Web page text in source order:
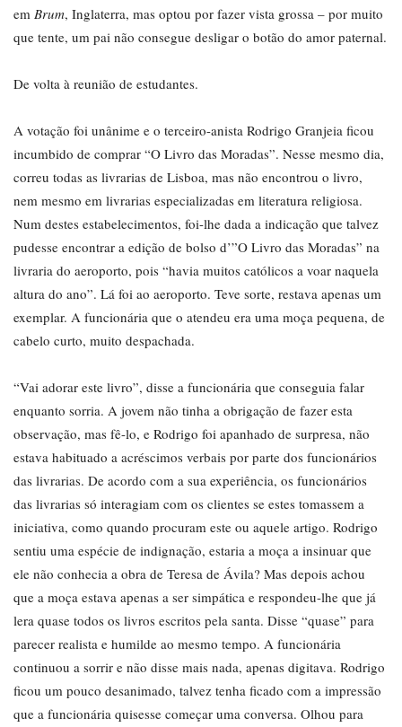
em Brum, Inglaterra, mas optou por fazer vista grossa – por muito
que tente, um pai não consegue desligar o botão do amor paternal.
De volta à reunião de estudantes.
A votação foi unânime e o terceiro-anista Rodrigo Granjeia ficou
incumbido de comprar “O Livro das Moradas”. Nesse mesmo dia,
correu todas as livrarias de Lisboa, mas não encontrou o livro,
nem mesmo em livrarias especializadas em literatura religiosa.
Num destes estabelecimentos, foi-lhe dada a indicação que talvez
pudesse encontrar a edição de bolso d’”O Livro das Moradas” na
livraria do aeroporto, pois “havia muitos católicos a voar naquela
altura do ano”. Lá foi ao aeroporto. Teve sorte, restava apenas um
exemplar. A funcionária que o atendeu era uma moça pequena, de
cabelo curto, muito despachada.
“Vai adorar este livro”, disse a funcionária que conseguia falar
enquanto sorria. A jovem não tinha a obrigação de fazer esta
observação, mas fê-lo, e Rodrigo foi apanhado de surpresa, não
estava habituado a acréscimos verbais por parte dos funcionários
das livrarias. De acordo com a sua experiência, os funcionários
das livrarias só interagiam com os clientes se estes tomassem a
iniciativa, como quando procuram este ou aquele artigo. Rodrigo
sentiu uma espécie de indignação, estaria a moça a insinuar que
ele não conhecia a obra de Teresa de Ávila? Mas depois achou
que a moça estava apenas a ser simpática e respondeu-lhe que já
lera quase todos os livros escritos pela santa. Disse “quase” para
parecer realista e humilde ao mesmo tempo. A funcionária
continuou a sorrir e não disse mais nada, apenas digitava. Rodrigo
ficou um pouco desanimado, talvez tenha ficado com a impressão
que a funcionária quisesse começar uma conversa. Olhou para